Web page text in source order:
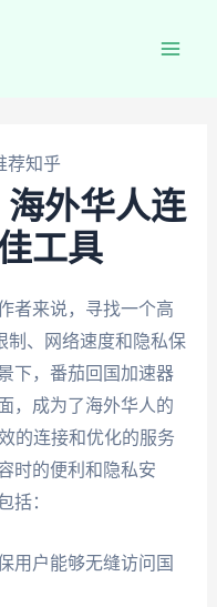
荐知乎
外华人连
工具
者来说，寻找一个高
制、网络速度和隐私保
下，番茄回国加速器
，成为了海外华人的
的连接和优化的服务
时的便利和隐私安
括：
用户能够无缝访问国